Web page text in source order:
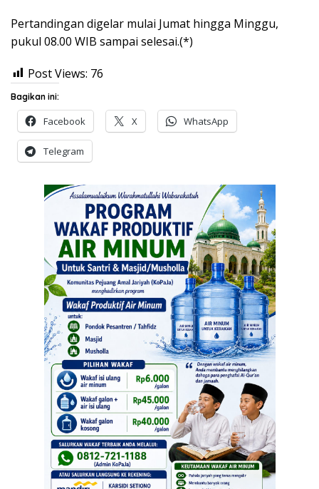
Pertandingan digelar mulai Jumat hingga Minggu,
pukul 08.00 WIB sampai selesai.(*)
Post Views: 76
Bagikan ini:
Facebook X WhatsApp
Telegram